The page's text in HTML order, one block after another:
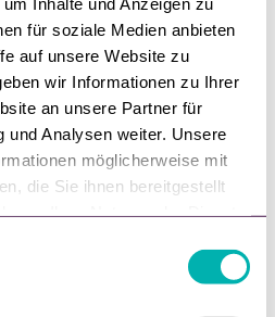
für soziale Medien anbieten
auf unsere Website zu
wir Informationen zu Ihrer
an unsere Partner für
und Analysen weiter. Unsere
möglicherweise mit
die Sie ihnen bereitgestellt
Versand, Logistik
verbessern